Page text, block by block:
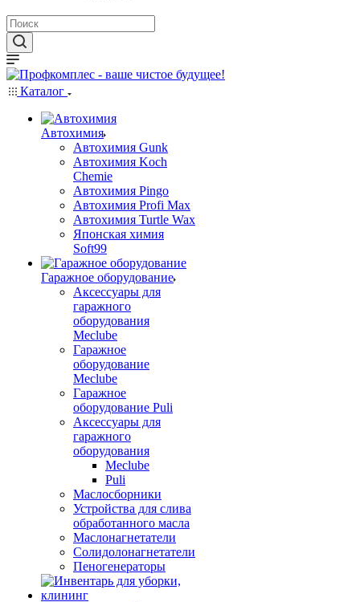
Каталог
Автохимия
Автохимия Gunk
Автохимия Koch
Chemie
Автохимия Pingo
Автохимия Profi Max
Автохимия Turtle Wax
Японская химия
Soft99
Гаражное оборудование
Аксессуары для
гаражного
оборудования
Meclube
Гаражное
оборудование
Meclube
Гаражное
оборудование Puli
Аксессуары для
гаражного
оборудования
Meclube
Puli
Маслосборники
Устройства для слива
обработанного масла
Маслонагнетатели
Солидолонагнетатели
Пеногенераторы